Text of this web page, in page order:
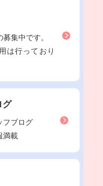
集中です。
は行っており
グ
フブログ
満載